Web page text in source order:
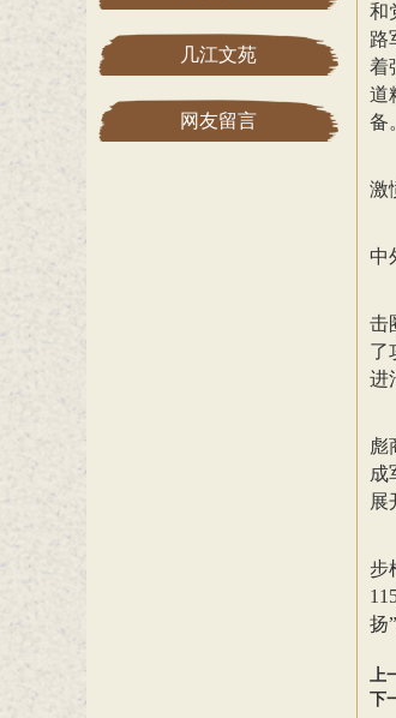
几江文苑
网友留言
和
路
着
道
备
激
中
击
了
进
彪
成
展
步
扬
上
下